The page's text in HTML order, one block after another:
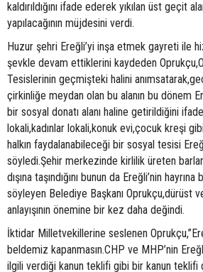
kaldırıldığını ifade ederek yıkılan üst geçit
yapılacağının müjdesini verdi.
Huzur şehri Ereğli’yi inşa etmek gayreti ile
şevkle devam ettiklerini kaydeden
Tesislerinin geçmişteki halini
çirkinliğe meydan olan bu alanın bu dönem
bir sosyal donatı alanı haline getirildiğini
lokali,kadınlar lokali,konuk evi,çocuk kreşi
halkın faydalanabileceği bir sosyal tesisi
söyledi.Şehir merkezinde kirlilik üreten
dışına taşındığını bunun da Ereğli’nin
söyleyen Belediye Başkanı Oprukçu,dürüst
anlayışının önemine bir kez daha değindi.
İktidar Milletvekillerine seslenen
beldemiz kapanmasın.CHP ve MHP’nin
ilgili verdiği kanun teklifi gibi bir kanun teklifi